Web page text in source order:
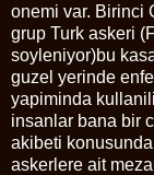
onemi var. Birinci
grup Turk askeri
soyleniyor)bu
guzel yerinde
yapiminda
insanlar bana bir
akibeti
askerlere ait